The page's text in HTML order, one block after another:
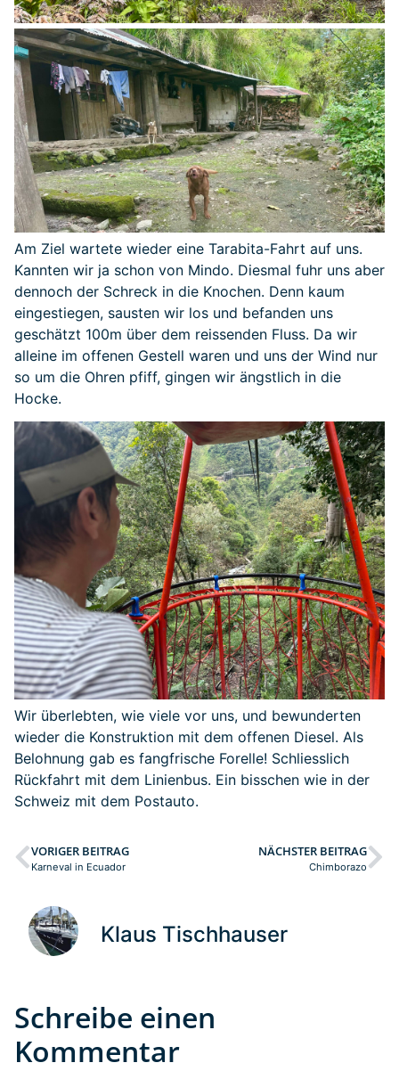
Am Ziel wartete wieder eine Tarabita-Fahrt auf uns.
Kannten wir ja schon von Mindo. Diesmal fuhr uns aber
dennoch der Schreck in die Knochen. Denn kaum
eingestiegen, sausten wir los und befanden uns
geschätzt 100m über dem reissenden Fluss. Da wir
alleine im offenen Gestell waren und uns der Wind nur
so um die Ohren pfiff, gingen wir ängstlich in die
Hocke.
Wir überlebten, wie viele vor uns, und bewunderten
wieder die Konstruktion mit dem offenen Diesel. Als
Belohnung gab es fangfrische Forelle! Schliesslich
Rückfahrt mit dem Linienbus. Ein bisschen wie in der
Schweiz mit dem Postauto.
VORIGER BEITRAG
Karneval in Ecuador
NÄCHSTER BEITRAG
Chimborazo
Klaus Tischhauser
Schreibe einen
Kommentar